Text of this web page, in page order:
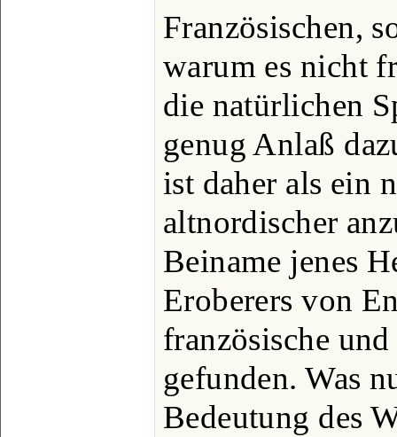
Französischen,
warum es nicht
die natürlichen
genug Anlaß
ist daher als ein
altnordischer
Beiname jenes
Eroberers von
französische
gefunden. Was
Bedeutung des